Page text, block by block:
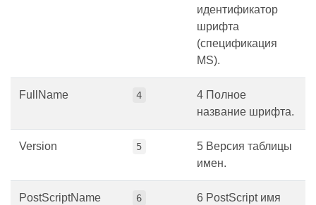
идентификатор
шрифта
(спецификация
MS).
FullName 4
4 Полное
название шрифта.
Version 5
5 Версия таблицы
имен.
PostScriptName 6
6 PostScript имя